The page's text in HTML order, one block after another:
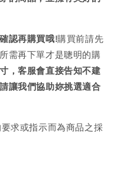
認再購買哦!購買前請先
需再下單才是聰明的購
，客服會直接告知不建
讓我們協助妳挑選適合
求或指示而為商品之採